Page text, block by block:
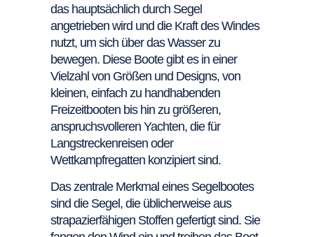
das hauptsächlich durch Segel
angetrieben wird und die Kraft des Windes
nutzt, um sich über das Wasser zu
bewegen. Diese Boote gibt es in einer
Vielzahl von Größen und Designs, von
kleinen, einfach zu handhabenden
Freizeitbooten bis hin zu größeren,
anspruchsvolleren Yachten, die für
Langstreckenreisen oder
Wettkampfregatten konzipiert sind.
Das zentrale Merkmal eines Segelbootes
sind die Segel, die üblicherweise aus
strapazierfähigen Stoffen gefertigt sind. Sie